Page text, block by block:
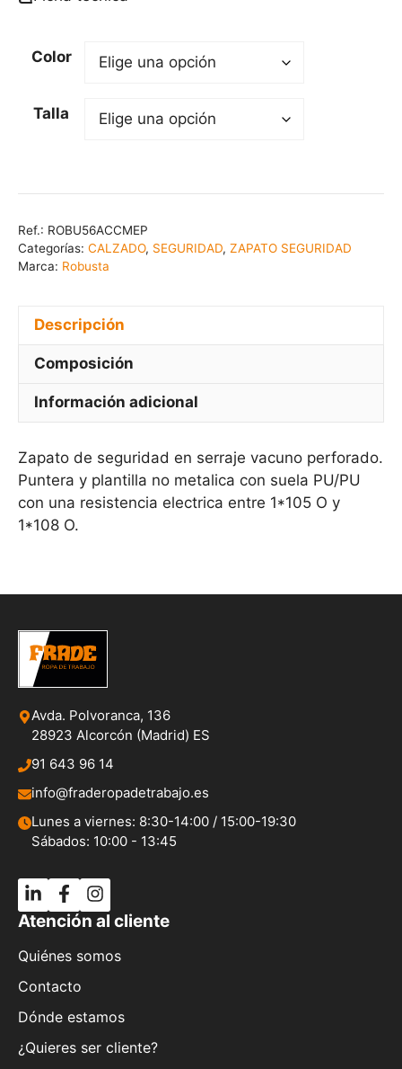
Color
Talla
Ref.: ROBU56ACCMEP
Categorías: CALZADO, SEGURIDAD, ZAPATO SEGURIDAD
Marca: Robusta
Descripción
Composición
Información adicional
Zapato de seguridad en serraje vacuno perforado.
Puntera y plantilla no metalica con suela PU/PU
con una resistencia electrica entre 1*105 O y
1*108 O.
Avda. Polvoranca, 136
28923 Alcorcón (Madrid) ES
91 643 96 14
info@fraderopadetrabajo.es
Lunes a viernes: 8:30-14:00 / 15:00-19:30
Sábados: 10:00 - 13:45
Atención al cliente
Quiénes somos
Contacto
Dónde estamos
¿Quieres ser cliente?